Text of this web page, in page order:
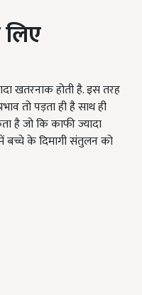
खतरनाक होती है. इस तरह
तो पड़ता ही है साथ ही
है जो कि काफी ज्यादा
बच्चे के दिमागी संतुलन को